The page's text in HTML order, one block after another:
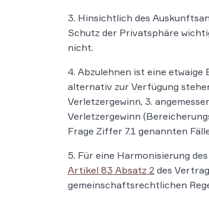
3. Hinsichtlich des
Schutz der Privatsphäre
nicht.
4. Abzulehnen ist eine
alternativ zur Verfügung
Verletzergewinn, 3.
Verletzergewinn
Frage Ziffer 7.1 genannten
5. Für eine Harmonisierung
Artikel 83 Absatz 2 des
gemeinschaftsrechtlichen